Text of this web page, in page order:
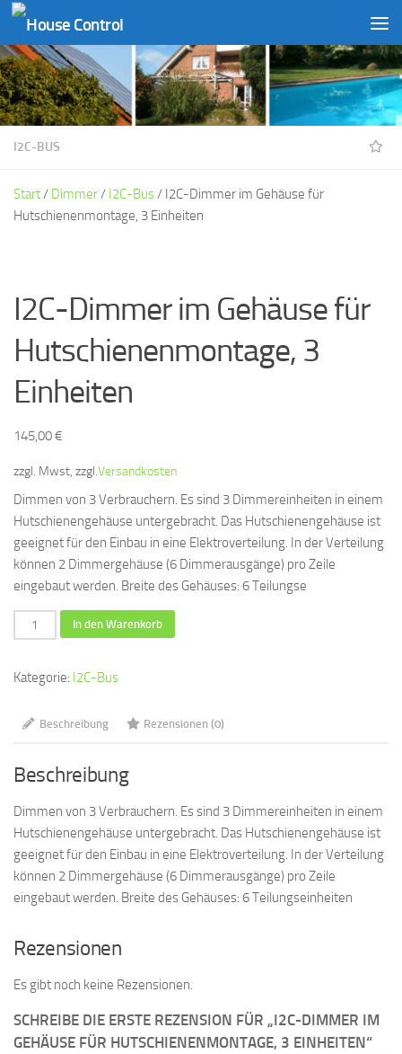
Unter dem Inhalt
I2C-BUS
Start/ Dimmer/ I2C-Bus/ I2C-Dimmer im Gehäuse für
Hutschienenmontage, 3 Einheiten
I2C-Dimmer im Gehäuse für
Hutschienenmontage, 3
Einheiten
145,00€
zzgl. Mwst, zzgl.Versandkosten
Dimmen von 3 Verbrauchern. Es sind 3 Dimmereinheiten in einem
Hutschienengehäuse untergebracht. Das Hutschienengehäuse ist
geeignet für den Einbau in eine Elektroverteilung. In der Verteilung
können 2 Dimmergehäuse (6 Dimmerausgänge) pro Zeile
eingebaut werden. Breite des Gehäuses: 6 Teilungse
Dimmer
Gehäuse
Hutschienenmontage,
Einheiten
In den Warenkorb
Kategorie: I2C-Bus
Beschreibung Rezensionen (0)
Beschreibung
Dimmen von 3 Verbrauchern. Es sind 3 Dimmereinheiten in einem
Hutschienengehäuse untergebracht. Das Hutschienengehäuse ist
geeignet für den Einbau in eine Elektroverteilung. In der Verteilung
können 2 Dimmergehäuse (6 Dimmerausgänge) pro Zeile
eingebaut werden. Breite des Gehäuses: 6 Teilungseinheiten
Rezensionen
Es gibt noch keine Rezensionen.
SCHREIBE DIE ERSTE REZENSION FÜR „I2C-DIMMER IM
GEHÄUSE FÜR HUTSCHIENENMONTAGE, 3 EINHEITEN“